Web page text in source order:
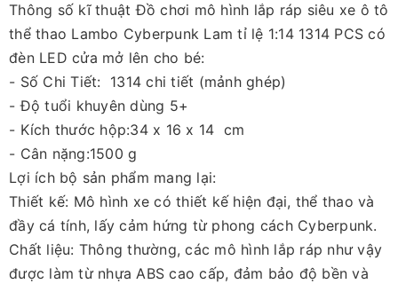
Thông số kĩ thuật Đồ chơi mô hình lắp ráp siêu xe ô tô
thể thao Lambo Cyberpunk Lam tỉ lệ 1:14 1314 PCS có
đèn LED cửa mở lên cho bé:
- Số Chi Tiết: 1314 chi tiết (mảnh ghép)
- Độ tuổi khuyên dùng 5+
- Kích thước hộp:34 x 16 x 14 cm
- Cân nặng:1500 g
Lợi ích bộ sản phẩm mang lại:
Thiết kế: Mô hình xe có thiết kế hiện đại, thể thao và
đầy cá tính, lấy cảm hứng từ phong cách Cyberpunk.
Chất liệu: Thông thường, các mô hình lắp ráp như vậy
được làm từ nhựa ABS cao cấp, đảm bảo độ bền và